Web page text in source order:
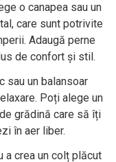
o canapea sau un
care sunt potrivite
Adaugă perne
de confort și stil.
sau un balansoar
Poți alege un
grădină care să îți
în aer liber.
a crea un colț plăcut